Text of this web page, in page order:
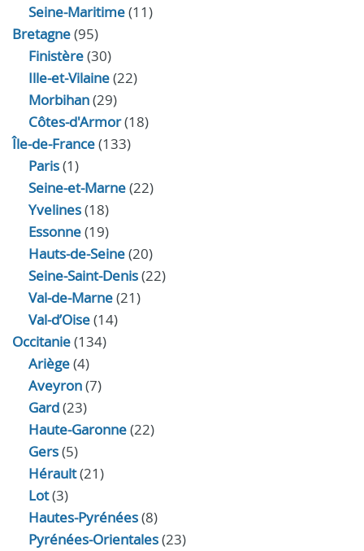
Seine-Maritime(11)
Bretagne(95)
Finistère(30)
Ille-et-Vilaine(22)
Morbihan(29)
Côtes-d'Armor(18)
Île-de-France(133)
Paris(1)
Seine-et-Marne(22)
Yvelines(18)
Essonne(19)
Hauts-de-Seine(20)
Seine-Saint-Denis(22)
Val-de-Marne(21)
Val-d’Oise(14)
Occitanie(134)
Ariège(4)
Aveyron(7)
Gard(23)
Haute-Garonne(22)
Gers(5)
Hérault(21)
Lot(3)
Hautes-Pyrénées(8)
Pyrénées-Orientales(23)